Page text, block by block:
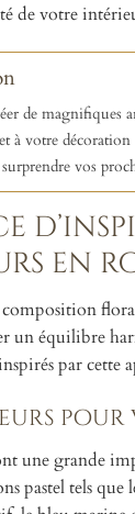
de votre
de magnifiques
à votre
vos
en
équilibre
par
pour
une grande
pastel tels